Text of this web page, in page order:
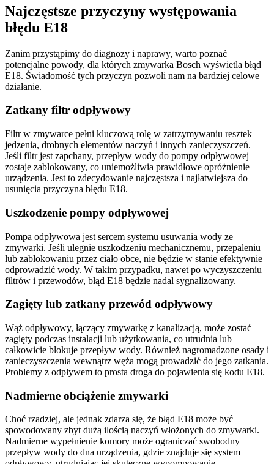
Najczęstsze przyczyny występowania
błędu E18
Zanim przystąpimy do diagnozy i naprawy, warto poznać
potencjalne powody, dla których zmywarka Bosch wyświetla błąd
E18. Świadomość tych przyczyn pozwoli nam na bardziej celowe
działanie.
Zatkany filtr odpływowy
Filtr w zmywarce pełni kluczową rolę w zatrzymywaniu resztek
jedzenia, drobnych elementów naczyń i innych zanieczyszczeń.
Jeśli filtr jest zapchany, przepływ wody do pompy odpływowej
zostaje zablokowany, co uniemożliwia prawidłowe opróżnienie
urządzenia. Jest to zdecydowanie najczęstsza i najłatwiejsza do
usunięcia przyczyna błędu E18.
Uszkodzenie pompy odpływowej
Pompa odpływowa jest sercem systemu usuwania wody ze
zmywarki. Jeśli ulegnie uszkodzeniu mechanicznemu, przepaleniu
lub zablokowaniu przez ciało obce, nie będzie w stanie efektywnie
odprowadzić wody. W takim przypadku, nawet po wyczyszczeniu
filtrów i przewodów, błąd E18 będzie nadal sygnalizowany.
Zagięty lub zatkany przewód odpływowy
Wąż odpływowy, łączący zmywarkę z kanalizacją, może zostać
zagięty podczas instalacji lub użytkowania, co utrudnia lub
całkowicie blokuje przepływ wody. Również nagromadzone osady i
zanieczyszczenia wewnątrz węża mogą prowadzić do jego zatkania.
Problemy z odpływem to prosta droga do pojawienia się kodu E18.
Nadmierne obciążenie zmywarki
Choć rzadziej, ale jednak zdarza się, że błąd E18 może być
spowodowany zbyt dużą ilością naczyń włożonych do zmywarki.
Nadmierne wypełnienie komory może ograniczać swobodny
przepływ wody do dna urządzenia, gdzie znajduje się system